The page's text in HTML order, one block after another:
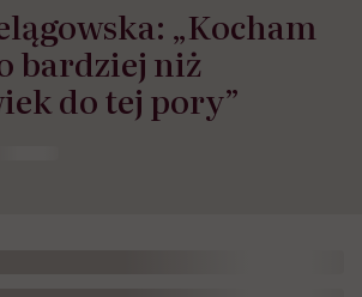
„Kocham
bardziej niż
do tej pory”